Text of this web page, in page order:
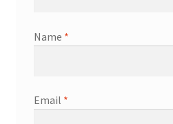
Name *
Email *